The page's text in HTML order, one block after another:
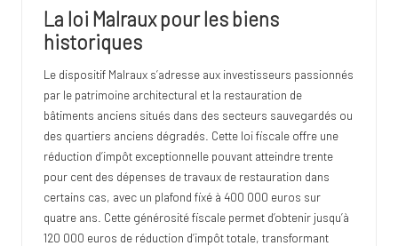
La loi Malraux pour les biens
historiques
Le dispositif Malraux s’adresse aux investisseurs passionnés
par le patrimoine architectural et la restauration de
bâtiments anciens situés dans des secteurs sauvegardés ou
des quartiers anciens dégradés. Cette loi fiscale offre une
réduction d’impôt exceptionnelle pouvant atteindre trente
pour cent des dépenses de travaux de restauration dans
certains cas, avec un plafond fixé à 400 000 euros sur
quatre ans. Cette générosité fiscale permet d’obtenir jusqu’à
120 000 euros de réduction d’impôt totale, transformant